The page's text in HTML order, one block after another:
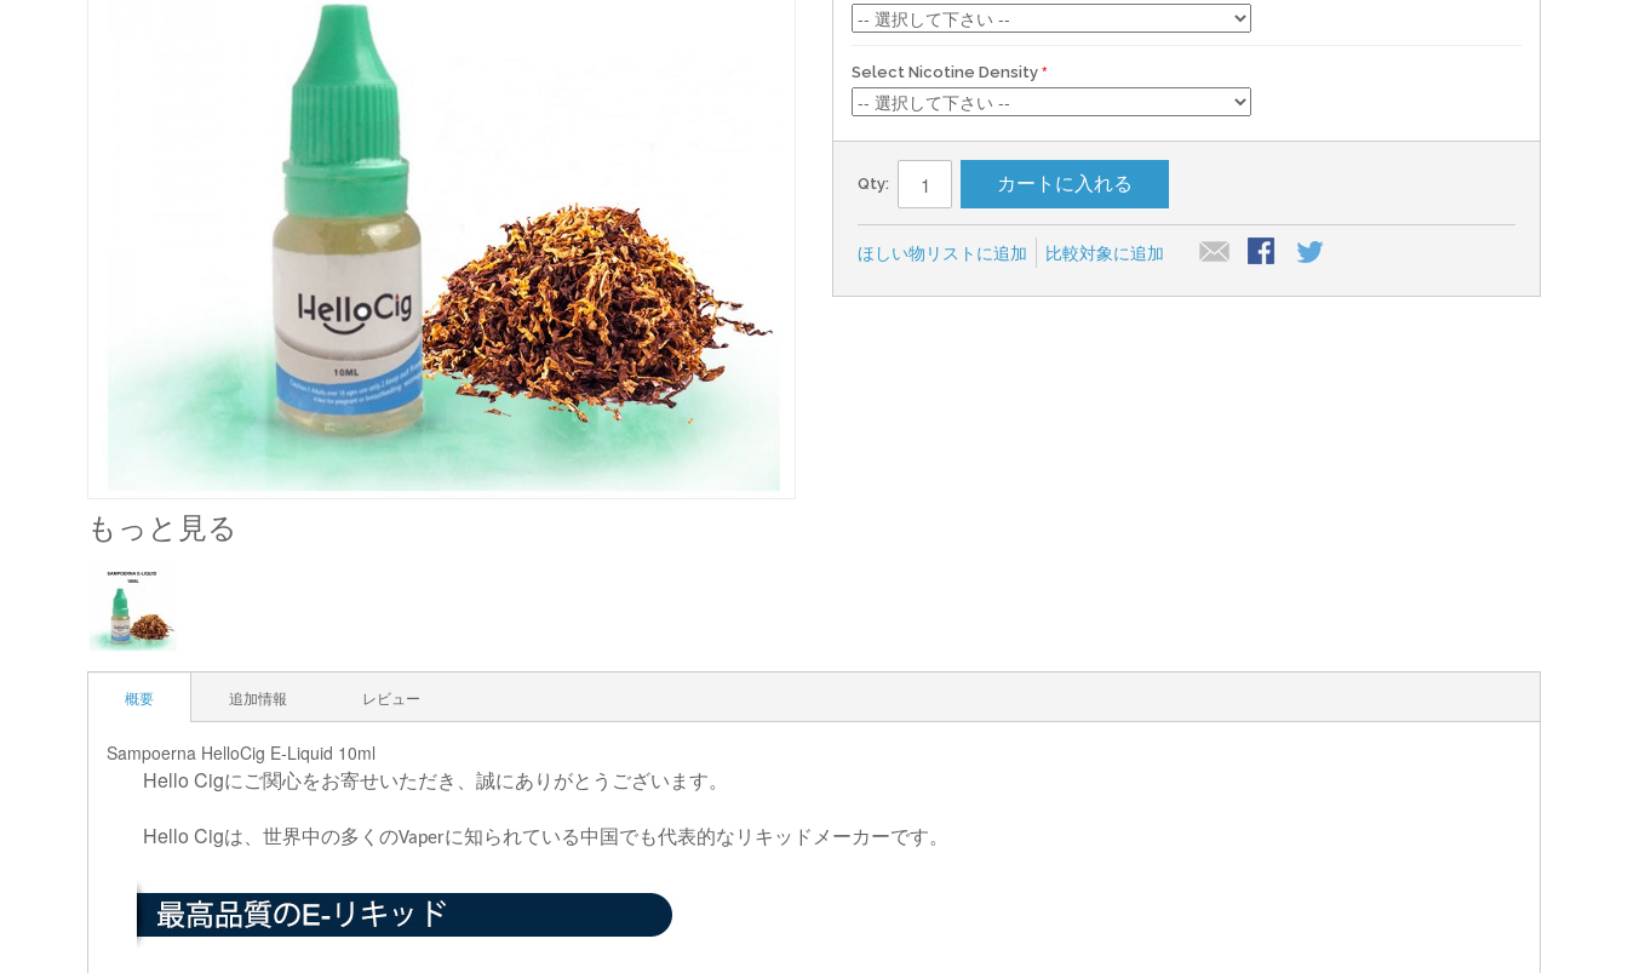
もっと見る
Select Nicotine Density
Qty: カートに入れる
ほしい物リストに追加 比較対象に追加
概要 追加情報 レビュー
Sampoerna HelloCig E-Liquid 10ml
Hello Cigにご関心をお寄せいただき、誠にありがとうございます。
Hello Cigは、世界中の多くのVaperに知られている中国でも代表的なリキッドメーカーです。